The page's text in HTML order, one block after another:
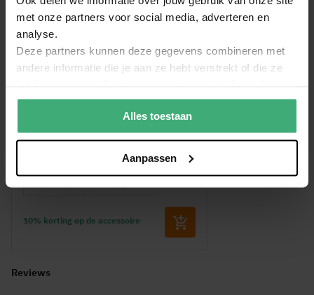
met onze partners voor social media, adverteren en
analyse.
Deze partners kunnen deze gegevens combineren met
andere informatie die je aan ze hebt verstrekt of die ze
services.
Alles toestaan
Aanpassen
Stroomaansluiting: Powercon (in- en uitgang)
IP rating: IP20
Koeling: Convectiekoeling
Aansluitspanning: 100-240VAC 50/60Hz
Afmeting: 102,2 x 5,5 x 12cm
Handleiding_BeamZ_LCB300_LED_BAR_36x3W_RGBW_150.220
(2.11 MB)
Korting op transportkoffer!
10% korting op de accessoire
Reviews